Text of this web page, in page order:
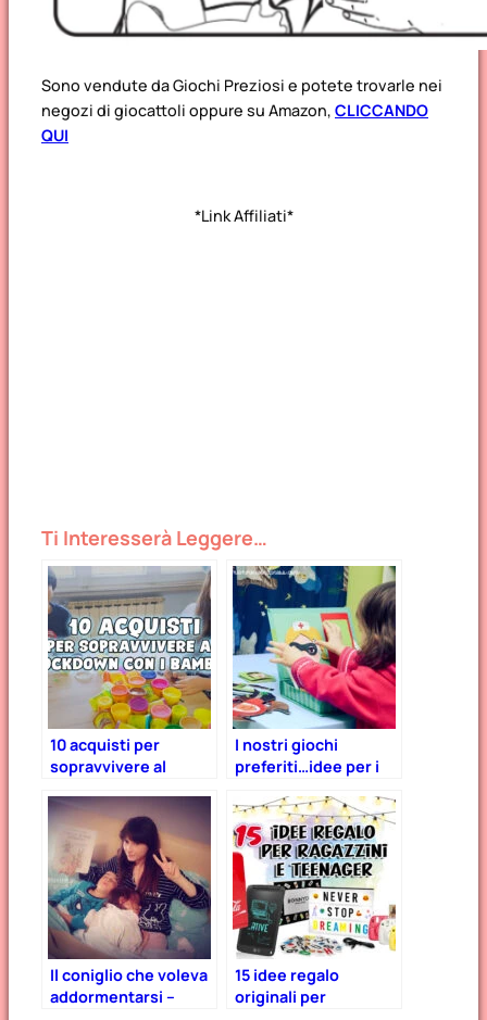
Sono vendute da Giochi Preziosi e potete trovarle nei
negozi di giocattoli oppure su Amazon, CLICCANDO
QUI
*Link Affiliati*
Ti Interesserà Leggere…
10 acquisti per
sopravvivere al
bambini
I nostri giochi
preferiti…idee per i
Il coniglio che voleva
addormentarsi –
15 idee regalo
originali per